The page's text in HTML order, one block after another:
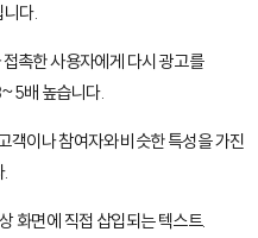
다.
촉한 사용자에게 다시 광고를
배 높습니다.
객이나 참여자와 비슷한 특성을 가진
.
화면에 직접 삽입되는 텍스트.